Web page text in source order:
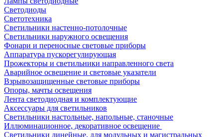
Светодиоды
Светотехника
Светильники настенно-потолочные
Светильники наружного освещения
Фонари и переносные световые приборы
Аппаратура пускорегулирующая
Прожекторы и светильники направленного света
Аварийное освещение и световые указатели
Взрывозащищенные световые приборы
Опоры, мачты освещения
Лента светодиодная и комплектующие
Аксессуары для светильников
Светильники настольные, напольные, станочные
Иллюминационное, декоративное освещение
Светильники линейные, для модульных и магистральных